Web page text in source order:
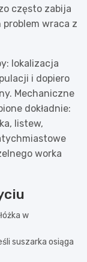
często zabija
wraca z
lokalizacja
i dopiero
Mechaniczne
dokładnie:
listew,
worka
w
suszarka osiąga